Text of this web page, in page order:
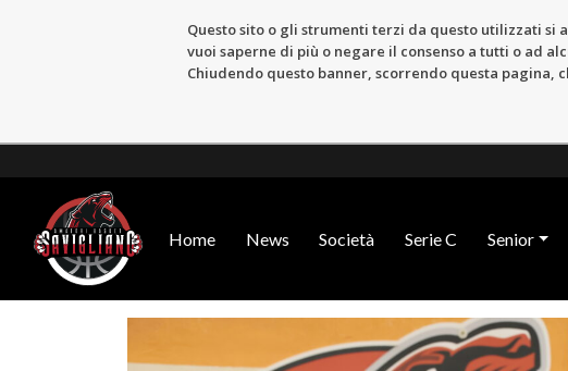
Questo sito o gli strumenti terzi da questo utilizzati si
vuoi saperne di più o negare il consenso a tutti o ad
Chiudendo questo banner, scorrendo questa pagina,
Home News Società Serie C Senior